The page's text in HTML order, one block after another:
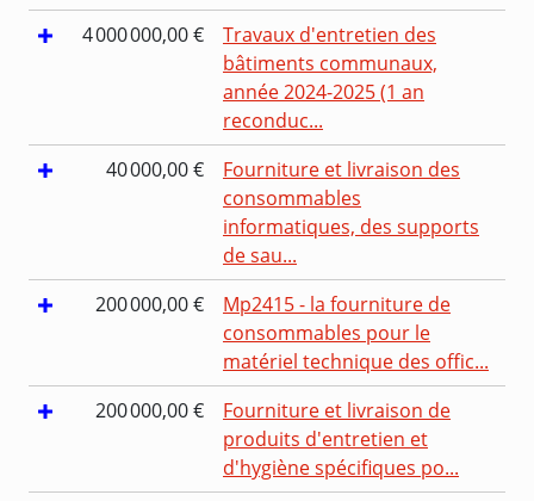
4 000 000,00 €
Travaux d'entretien des
bâtiments communaux,
année 2024-2025 (1 an
reconduc...
40 000,00 €
Fourniture et livraison des
consommables
informatiques, des supports
de sau...
200 000,00 €
Mp2415 - la fourniture de
consommables pour le
matériel technique des offic...
200 000,00 €
Fourniture et livraison de
produits d'entretien et
d'hygiène spécifiques po...